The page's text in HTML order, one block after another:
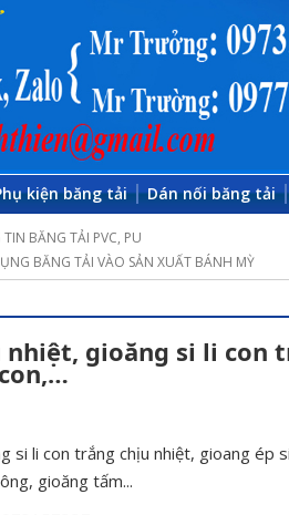
kiện băng tải Dán nối băng tải
BĂNG TẢI PVC, PU
BĂNG TẢI VÀO SẢN XUẤT BÁNH MỲ
nhiệt, gioăng si li con
si li con trắng chịu nhiệt, gioang ép
gioăng tấm...